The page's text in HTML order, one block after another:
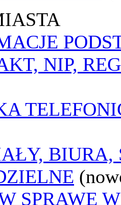
NIP,
BIURA,
SPRAWĘ